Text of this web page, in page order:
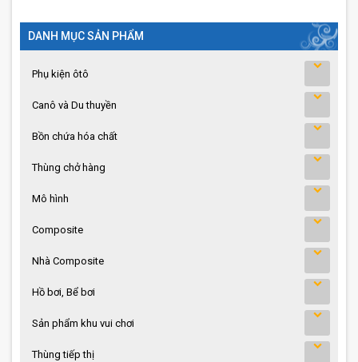
DANH MỤC SẢN PHẨM
Phụ kiện ôtô
Canô và Du thuyền
Bồn chứa hóa chất
Thùng chở hàng
Mô hình
Composite
Nhà Composite
Hồ bơi, Bể bơi
Sản phẩm khu vui chơi
Thùng tiếp thị